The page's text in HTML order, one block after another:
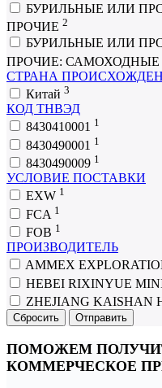
БУРИЛЬНЫЕ ИЛИ
ПРОЧИЕ 2
БУРИЛЬНЫЕ ИЛИ
ПРОЧИЕ: САМОХОДНЫЕ
СТРАНА
Китай 3
КОД ТНВЭД
8430410001 1
8430490001 1
8430490009 1
УСЛОВИЕ ПОСТАВКИ
EXW 1
FCA 1
FOB 1
ПРОИЗВОДИТЕЛЬ
AMMEX
HEBEI RIXINYUE
ZHEJIANG KAISHAN
Сбросить
Отправить
ПОМОЖЕМ
КОММЕРЧЕСКОЕ